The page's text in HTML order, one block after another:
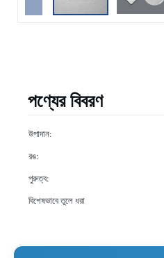
পণ্যের বিবরণ
উপাদান:
রঙ:
পুরুত্ব:
বিশেষভাবে তুলে ধরা